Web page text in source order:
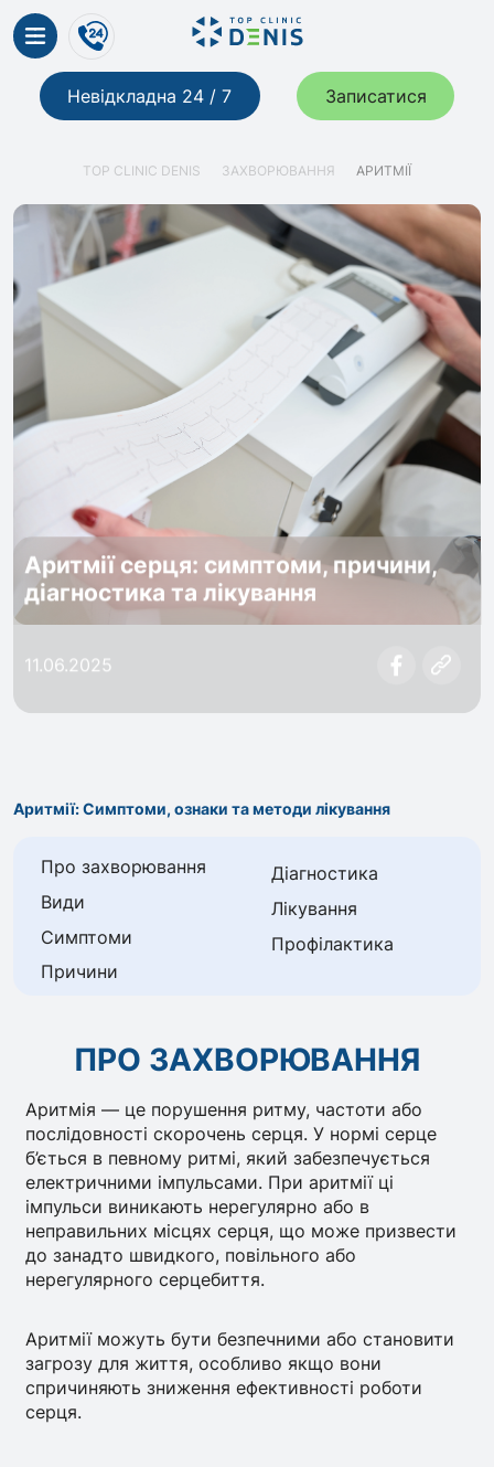
Невідкладна 24 / 7 Записатися
TOP CLINIC DENIS ЗАХВОРЮВАННЯ АРИТМІЇ
Аритмії серця: симптоми, причини,
діагностика та лікування
11.06.2025
Аритмії: Симптоми, ознаки та методи лікування
Про захворювання
Види
Симптоми
Причини
Діагностика
Лікування
Профілактика
ПРО ЗАХВОРЮВАННЯ
Аритмія — це порушення ритму, частоти або
послідовності скорочень серця. У нормі серце
б’ється в певному ритмі, який забезпечується
електричними імпульсами. При аритмії ці
імпульси виникають нерегулярно або в
неправильних місцях серця, що може призвести
до занадто швидкого, повільного або
нерегулярного серцебиття.
Аритмії можуть бути безпечними або становити
загрозу для життя, особливо якщо вони
спричиняють зниження ефективності роботи
серця.